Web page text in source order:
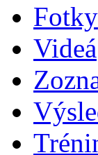
Fotky
Videá